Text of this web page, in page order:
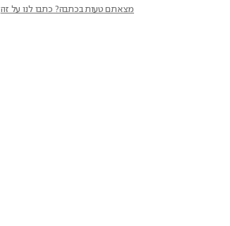
מצאתם טעות בכתבה? כתבו לנו על זה